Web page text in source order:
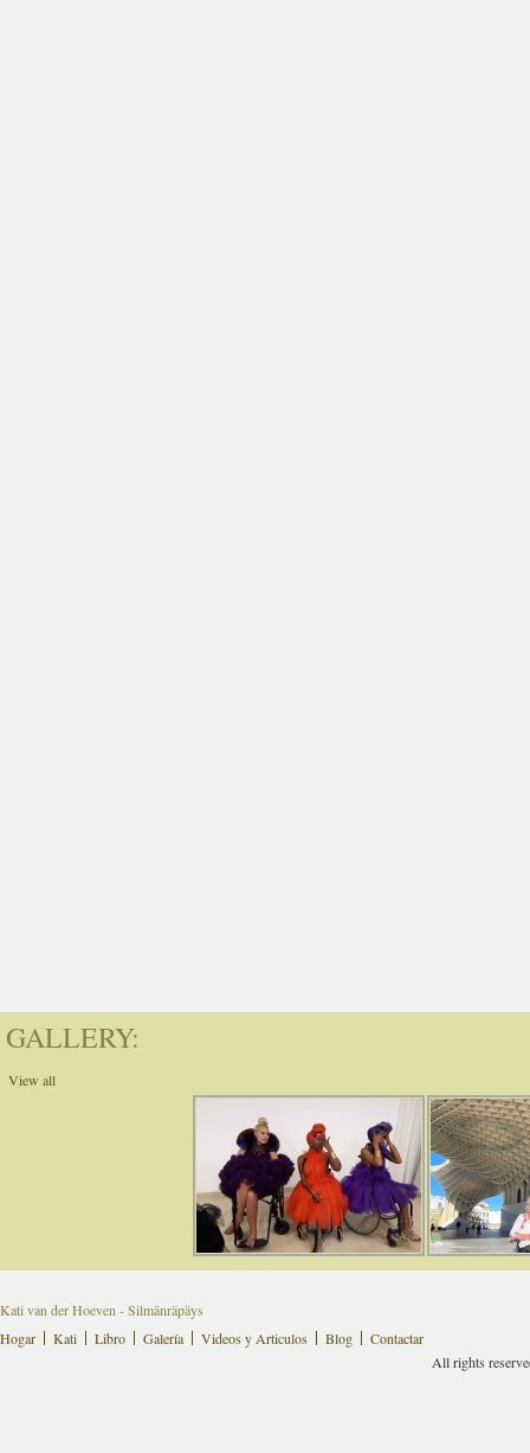
GALLERY:
View all
Kati van der Hoeven - Silmänräpäys
Hogar
Kati Libro Galería Videos y Articulos Blog
Contactar
All rights